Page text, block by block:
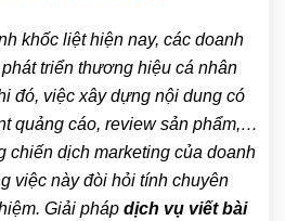
khốc liệt hiện nay, các doanh
triển thương hiệu cá nhân
đó, việc xây dựng nội dung có
quảng cáo, review sản phẩm,…
chiến dịch marketing của doanh
việc này đòi hỏi tính chuyên
Giải pháp dịch vụ viết bài